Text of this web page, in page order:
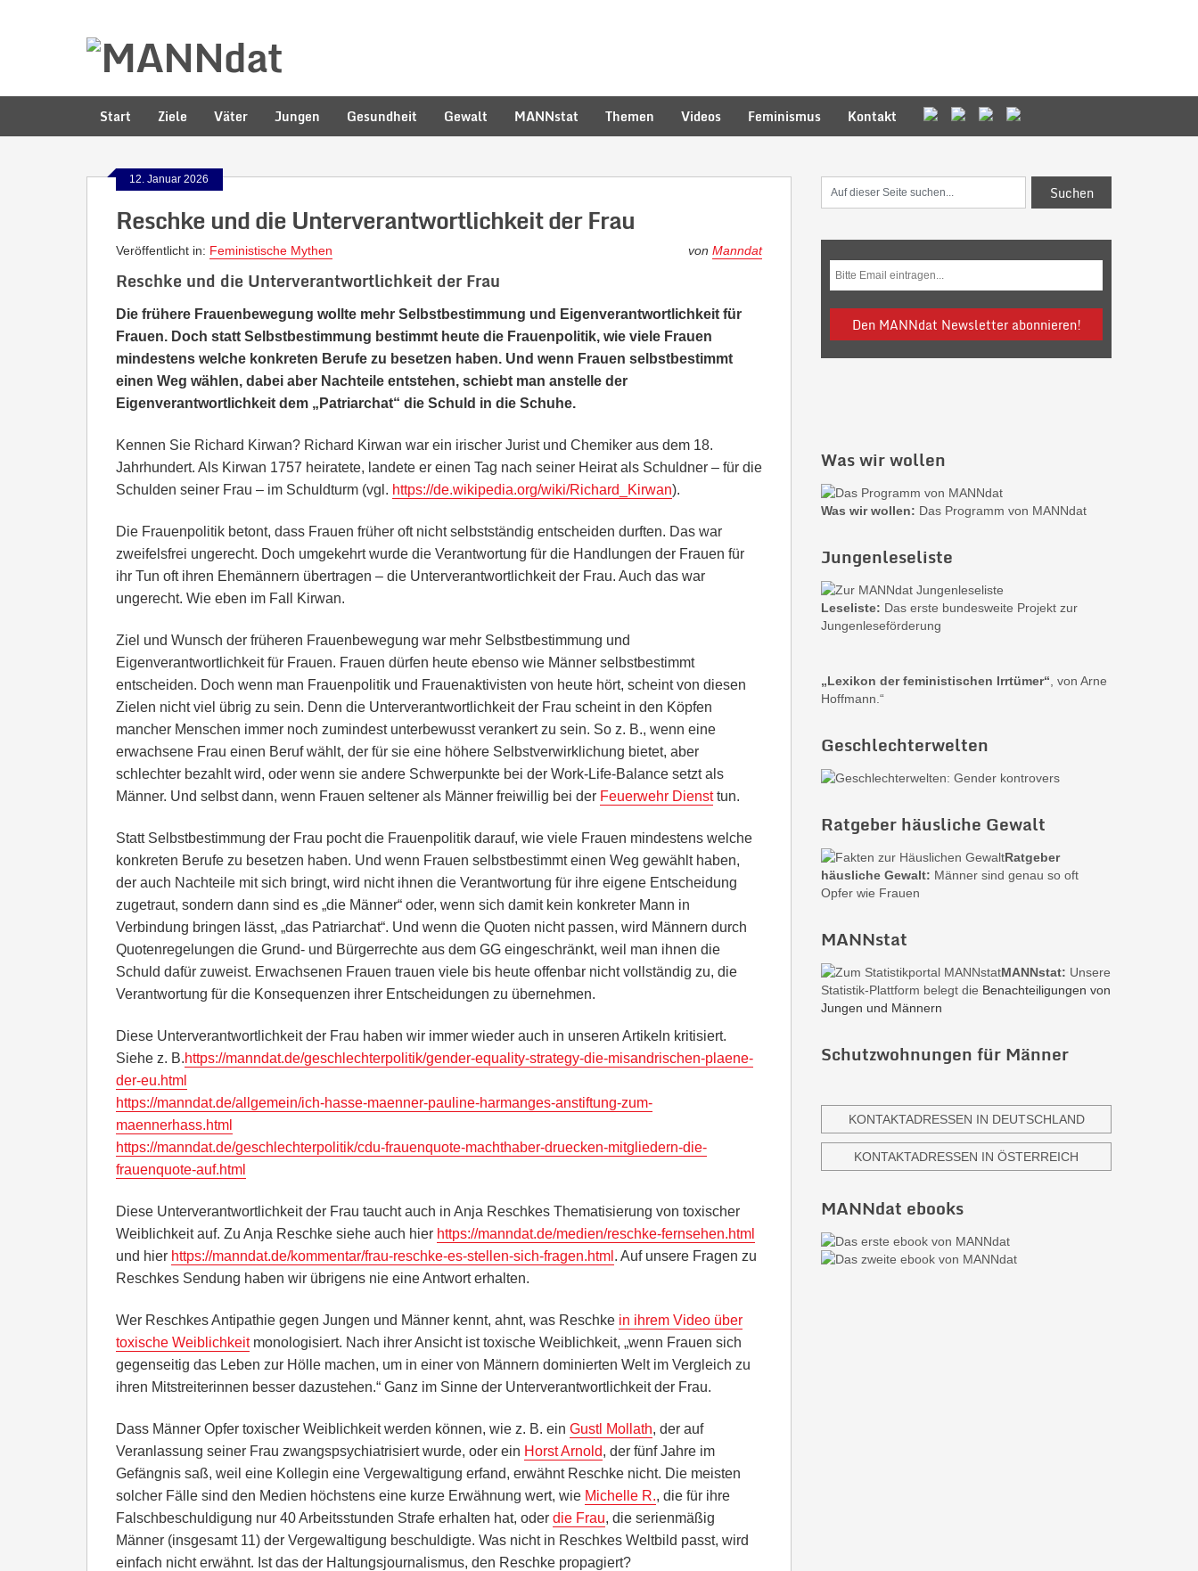
Start Ziele Väter Jungen Gesundheit Gewalt MANNstat Themen Videos Feminismus Kontakt
12. Januar 2026
Reschke und die Unterverantwortlichkeit der Frau
Veröffentlicht in: Feministische Mythen vonManndat
Reschke und die Unterverantwortlichkeit der Frau
Die frühere Frauenbewegung wollte mehr Selbstbestimmung und Eigenverantwortlichkeit für
Frauen. Doch statt Selbstbestimmung bestimmt heute die Frauenpolitik, wie viele Frauen
mindestens welche konkreten Berufe zu besetzen haben. Und wenn Frauen selbstbestimmt
einen Weg wählen, dabei aber Nachteile entstehen, schiebt man anstelle der
Eigenverantwortlichkeit dem „Patriarchat“ die Schuld in die Schuhe.
Kennen Sie Richard Kirwan? Richard Kirwan war ein irischer Jurist und Chemiker aus dem 18.
Jahrhundert. Als Kirwan 1757 heiratete, landete er einen Tag nach seiner Heirat als Schuldner – für die
Schulden seiner Frau – im Schuldturm (vgl. https://de.wikipedia.org/wiki/Richard_Kirwan).
Die Frauenpolitik betont, dass Frauen früher oft nicht selbstständig entscheiden durften. Das war
zweifelsfrei ungerecht. Doch umgekehrt wurde die Verantwortung für die Handlungen der Frauen für
ihr Tun oft ihren Ehemännern übertragen – die Unterverantwortlichkeit der Frau. Auch das war
ungerecht. Wie eben im Fall Kirwan.
Ziel und Wunsch der früheren Frauenbewegung war mehr Selbstbestimmung und
Eigenverantwortlichkeit für Frauen. Frauen dürfen heute ebenso wie Männer selbstbestimmt
entscheiden. Doch wenn man Frauenpolitik und Frauenaktivisten von heute hört, scheint von diesen
Zielen nicht viel übrig zu sein. Denn die Unterverantwortlichkeit der Frau scheint in den Köpfen
mancher Menschen immer noch zumindest unterbewusst verankert zu sein. So z. B., wenn eine
erwachsene Frau einen Beruf wählt, der für sie eine höhere Selbstverwirklichung bietet, aber
schlechter bezahlt wird, oder wenn sie andere Schwerpunkte bei der Work-Life-Balance setzt als
Männer. Und selbst dann, wenn Frauen seltener als Männer freiwillig bei der Feuerwehr Diensttun.
Statt Selbstbestimmung der Frau pocht die Frauenpolitik darauf, wie viele Frauen mindestens welche
konkreten Berufe zu besetzen haben. Und wenn Frauen selbstbestimmt einen Weg gewählt haben,
der auch Nachteile mit sich bringt, wird nicht ihnen die Verantwortung für ihre eigene Entscheidung
zugetraut, sondern dann sind es „die Männer“ oder, wenn sich damit kein konkreter Mann in
Verbindung bringen lässt, „das Patriarchat“. Und wenn die Quoten nicht passen, wird Männern durch
Quotenregelungen die Grund- und Bürgerrechte aus dem GG eingeschränkt, weil man ihnen die
Schuld dafür zuweist. Erwachsenen Frauen trauen viele bis heute offenbar nicht vollständig zu, die
Verantwortung für die Konsequenzen ihrer Entscheidungen zu übernehmen.
Diese Unterverantwortlichkeit der Frau haben wir immer wieder auch in unseren Artikeln kritisiert.
Siehe z. B.https://manndat.de/geschlechterpolitik/gender-equality-strategy-die-misandrischen-plaene-
der-eu.html
https://manndat.de/allgemein/ich-hasse-maenner-pauline-harmanges-anstiftung-zum-
maennerhass.html
https://manndat.de/geschlechterpolitik/cdu-frauenquote-machthaber-druecken-mitgliedern-die-
frauenquote-auf.html
Diese Unterverantwortlichkeit der Frau taucht auch in Anja Reschkes Thematisierung von toxischer
Weiblichkeit auf. Zu Anja Reschke siehe auch hier https://manndat.de/medien/reschke-fernsehen.html
und hier https://manndat.de/kommentar/frau-reschke-es-stellen-sich-fragen.html . Auf unsere Fragen zu
Reschkes Sendung haben wir übrigens nie eine Antwort erhalten.
Wer Reschkes Antipathie gegen Jungen und Männer kennt, ahnt, was Reschke in ihrem Video über
toxische Weiblichkeitmonologisiert. Nach ihrer Ansicht ist toxische Weiblichkeit, „wenn Frauen sich
gegenseitig das Leben zur Hölle machen, um in einer von Männern dominierten Welt im Vergleich zu
ihren Mitstreiterinnen besser dazustehen.“ Ganz im Sinne der Unterverantwortlichkeit der Frau.
Dass Männer Opfer toxischer Weiblichkeit werden können, wie z. B. ein Gustl Mollath, der auf
Veranlassung seiner Frau zwangspsychiatrisiert wurde, oder ein Horst Arnold, der fünf Jahre im
Gefängnis saß, weil eine Kollegin eine Vergewaltigung erfand, erwähnt Reschke nicht. Die meisten
solcher Fälle sind den Medien höchstens eine kurze Erwähnung wert, wie Michelle R., die für ihre
Falschbeschuldigung nur 40 Arbeitsstunden Strafe erhalten hat, oder die Frau, die serienmäßig
Männer (insgesamt 11) der Vergewaltigung beschuldigte. Was nicht in Reschkes Weltbild passt, wird
einfach nicht erwähnt. Ist das der Haltungsjournalismus, den Reschke propagiert?
Was wir wollen
Was wir wollen: Das Programm von MANNdat
Jungenleseliste
Leseliste: Das erste bundesweite Projekt zur
Jungenleseförderung
„Lexikon der feministischen Irrtümer“ , von Arne
Hoffmann.“
Geschlechterwelten
Ratgeber häusliche Gewalt
Ratgeber
häusliche Gewalt: Männer sind genau so oft
Opfer wie Frauen
MANNstat
MANNstat: Unsere
Statistik-Plattform belegt die Benachteiligungen von
Jungen und Männern
Schutzwohnungen für Männer
KONTAKTADRESSEN IN DEUTSCHLAND
KONTAKTADRESSEN IN ÖSTERREICH
MANNdat ebooks